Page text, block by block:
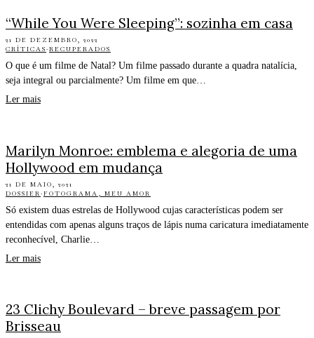
“While You Were Sleeping”: sozinha em casa
21 DE DEZEMBRO, 2022
CRÍTICAS·RECUPERADOS
O que é um filme de Natal? Um filme passado durante a quadra natalícia,
seja integral ou parcialmente? Um filme em que…
Ler mais
Marilyn Monroe: emblema e alegoria de uma
Hollywood em mudança
21 DE MAIO, 2021
DOSSIER·FOTOGRAMA, MEU AMOR
Só existem duas estrelas de Hollywood cujas características podem ser
entendidas com apenas alguns traços de lápis numa caricatura imediatamente
reconhecível, Charlie…
Ler mais
23 Clichy Boulevard – breve passagem por
Brisseau